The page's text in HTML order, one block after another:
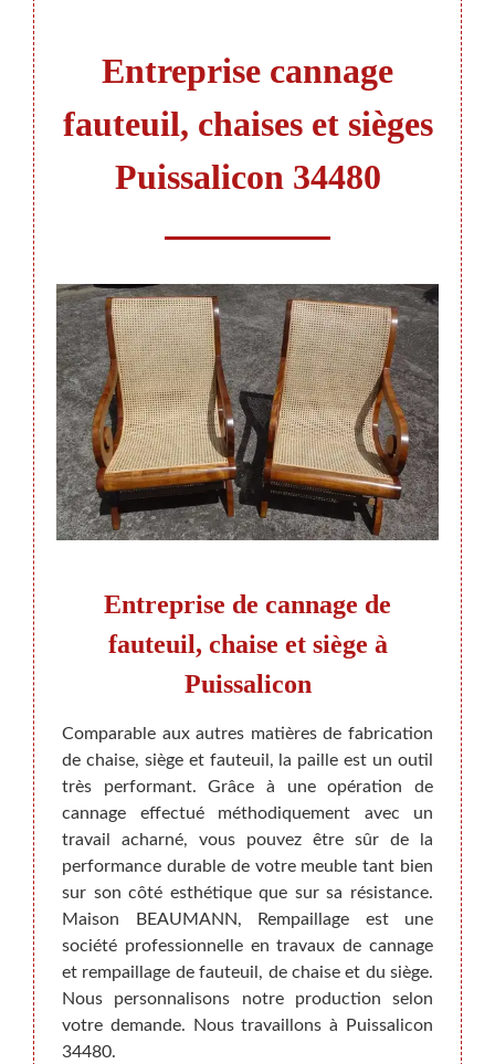
Entreprise cannage
fauteuil, chaises et sièges
Puissalicon 34480
vos
et
en
de
pour
au
Entreprise de cannage de
fauteuil, chaise et siège à
Puissalicon
Comparable aux autres matières de fabrication
de chaise, siège et fauteuil, la paille est un outil
très performant. Grâce à une opération de
cannage effectué méthodiquement avec un
travail acharné, vous pouvez être sûr de la
performance durable de votre meuble tant bien
sur son côté esthétique que sur sa résistance.
Maison BEAUMANN, Rempaillage est une
société professionnelle en travaux de cannage
et rempaillage de fauteuil, de chaise et du siège.
Nous personnalisons notre production selon
votre demande. Nous travaillons à Puissalicon
34480.
est
de
de
pour
le